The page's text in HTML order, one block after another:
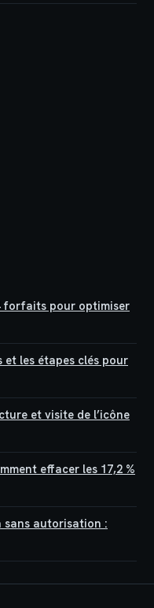
forfaits pour optimiser
et les étapes clés pour
et visite de l’icône
effacer les 17,2 %
sans autorisation :